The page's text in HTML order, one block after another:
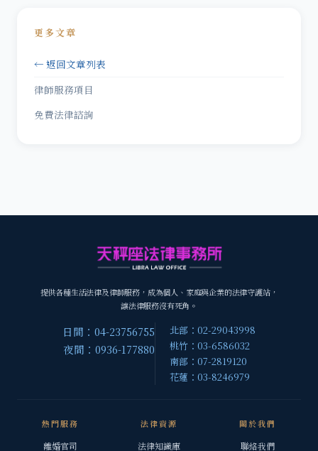
更多文章
← 返回文章列表
律師服務項目
免費法律諮詢
提供各種生活法律及律師服務，成為個人、家庭與企業的法律守護站，
讓法律服務沒有死角。
日間：04-23756755
夜間：0936-177880
北部：02-29043998
桃竹：03-6586032
南部：07-2819120
花蓮：03-8246979
熱門服務
離婚官司
法律資源
法律知識庫
關於我們
聯絡我們